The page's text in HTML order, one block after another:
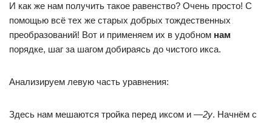
И как же нам получить такое равенство? Очень просто! С
помощью всё тех же старых добрых тождественных
преобразований! Вот и применяем их в удобном нам
порядке, шаг за шагом добираясь до чистого икса.
Анализируем левую часть уравнения:
Здесь нам мешаются тройка перед иксом и —2y. Начнём с